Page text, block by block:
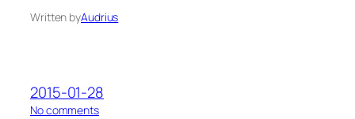
Written byAudrius
2015-01-28
No commentso